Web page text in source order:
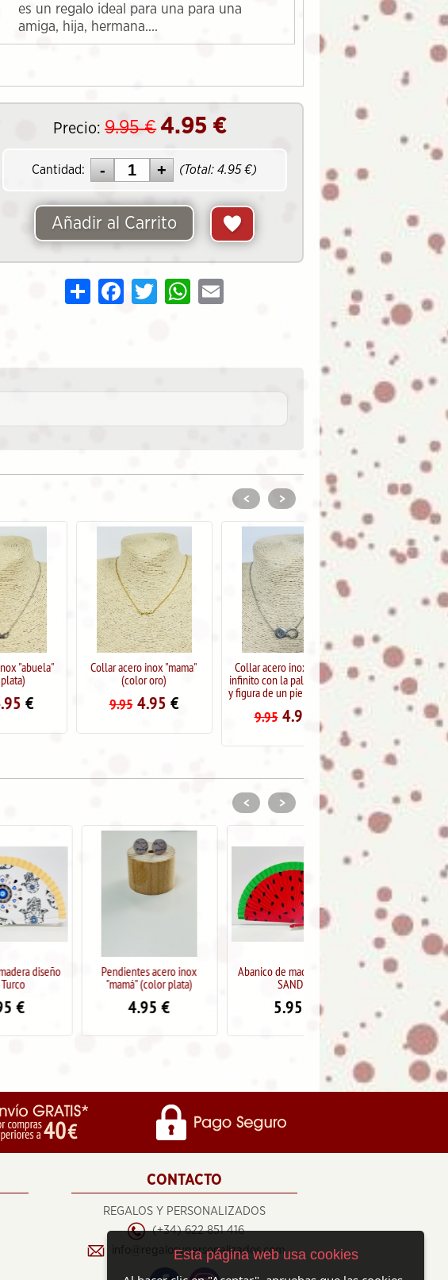
es un regalo ideal para una para una
amiga, hija, hermana....
Precio: 9.95€ 4.95 €
Cantidad: (Total:4.95€)
Añadir al Carrito
Share FacebookTwitter WhatsApp
Collar acero inox "mama"
4.95€
Collar acero inox simbolo
infinito con la palabra mama
y figura de un pie (color oro)
4.95€
Collar acero inox "mama"
(color plata)
9.95 €
< >
Pendientes acero inox
"mamá" (color plata)
Abanico de madera diseño
Pendientes acero inox
"mamá" (color plata)
4.95
< >
CONTACTO
REGALOS Y PERSONALIZADOS
(+34) 622 851 416
info@regalosypersonalizados.com
Esta página web usa cookies